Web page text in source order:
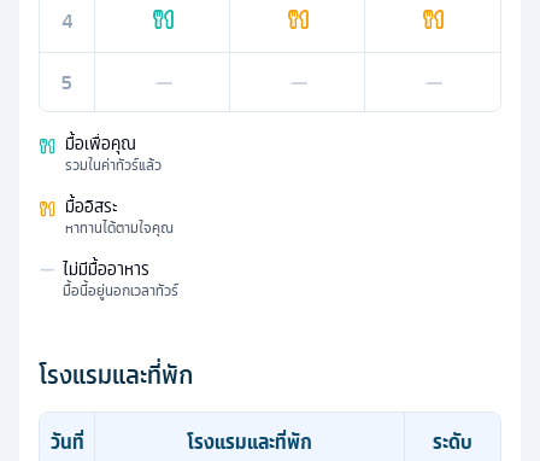
4
5
— — —
มื้อเพื่อคุณ
รวมในค่าทัวร์แล้ว
มื้ออิสระ
หาทานได้ตามใจคุณ
— ไม่มีมื้ออาหาร
มื้อนี้อยู่นอกเวลาทัวร์
โรงแรมและที่พัก
วันที่ โรงแรมและที่พัก
ระดับ